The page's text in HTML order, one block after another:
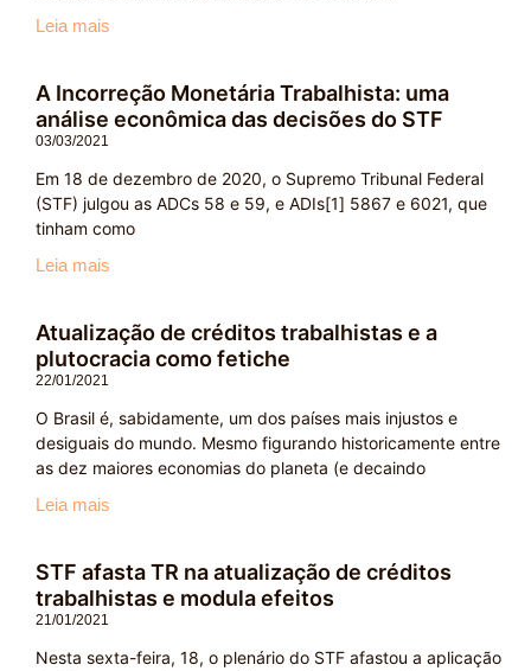
Leia mais
A Incorreção Monetária Trabalhista: uma
análise econômica das decisões do STF
03/03/2021
Em 18 de dezembro de 2020, o Supremo Tribunal Federal
(STF) julgou as ADCs 58 e 59, e ADIs[1] 5867 e 6021, que
tinham como
Leia mais
Atualização de créditos trabalhistas e a
plutocracia como fetiche
22/01/2021
O Brasil é, sabidamente, um dos países mais injustos e
desiguais do mundo. Mesmo figurando historicamente entre
as dez maiores economias do planeta (e decaindo
Leia mais
STF afasta TR na atualização de créditos
trabalhistas e modula efeitos
21/01/2021
Nesta sexta-feira, 18, o plenário do STF afastou a aplicação